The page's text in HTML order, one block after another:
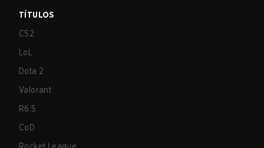
TÍTULOS
CS2
LoL
Dota 2
Valorant
R6:S
CoD